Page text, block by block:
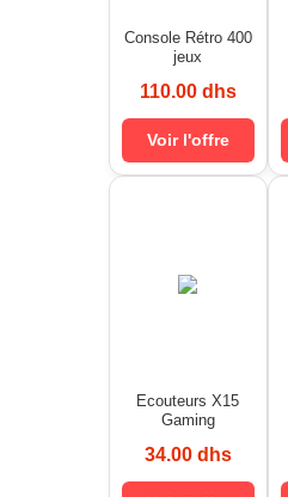
Console Rétro 400
jeux
110.00 dhs
Voir l'offre
Ecouteurs X15
Gaming
34.00 dhs